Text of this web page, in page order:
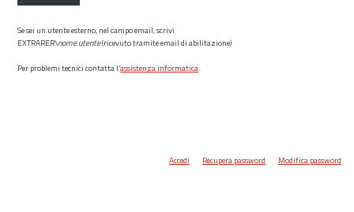
Se sei un utente esterno, nel campo email, scrivi
EXTRARER\nome utente(ricevuto tramite email di abilitazione)
Per problemi tecnici contatta l’assistenza informatica.
Accedi Recupera password Modifica password